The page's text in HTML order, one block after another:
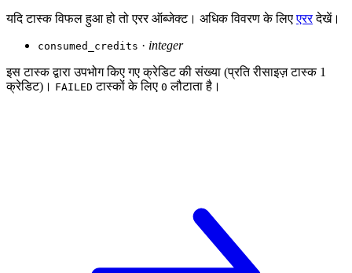
यदि टास्क विफल हुआ हो तो एरर ऑब्जेक्ट। अधिक विवरण के लिएएररदेखें।
consumed_credits · integer
इस टास्क द्वारा उपभोग किए गए क्रेडिट की संख्या (प्रति रीसाइज़ टास्क 1
क्रेडिट)। FAILED टास्कों के लिए 0 लौटाता है।